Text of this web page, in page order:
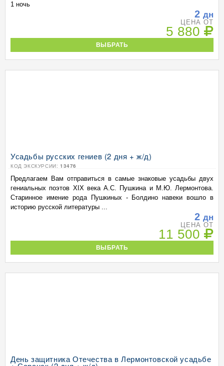
1 ночь
2 дн
ЦЕНА ОТ
5 880
ВЫБРАТЬ
Усадьбы русских гениев (2 дня + ж/д)
КОД ЭКСКУРСИИ: 13476
Предлагаем Вам отправиться в самые знаковые усадьбы двух
гениальных поэтов XIX века А.С. Пушкина и М.Ю. Лермонтова.
Старинное имение рода Пушкиных - Болдино навеки вошло в
историю русской литературы ...
2 дн
ЦЕНА ОТ
11 500
ВЫБРАТЬ
День защитника Отечества в Лермонтовской усадьбе